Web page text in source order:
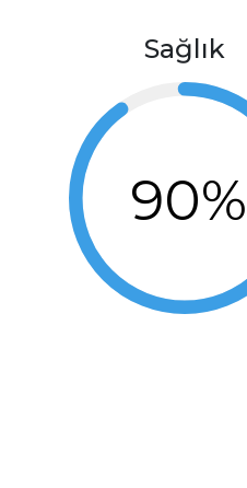
Sağlık
90%